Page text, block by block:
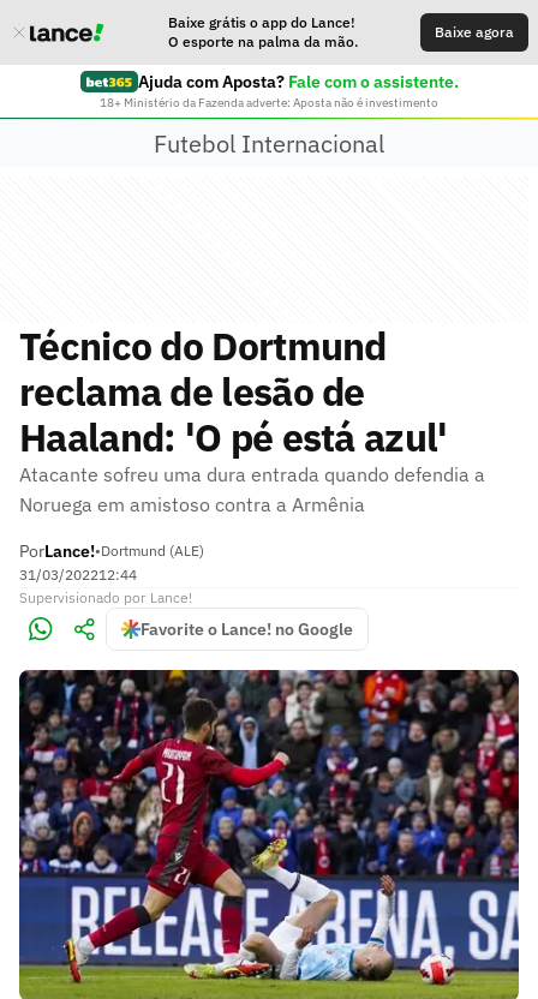
Baixe grátis o app do Lance!
O esporte na palma da mão.
Baixe agora
Ajuda com Aposta? Fale com o assistente.
18+ Ministério da Fazenda adverte: Aposta não é investimento
Futebol Internacional
Técnico do Dortmund
reclama de lesão de
Haaland: 'O pé está azul'
Atacante sofreu uma dura entrada quando defendia a
Noruega em amistoso contra a Armênia
PorLance!•Dortmund (ALE)
31/03/202212:44
Supervisionado por Lance!
Favorite o Lance! no Google